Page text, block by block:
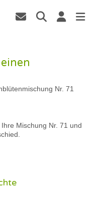
Nr. 71
Mischung Nr. 71 und